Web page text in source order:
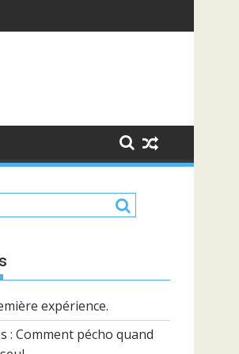
expérience.
: Comment pécho quand